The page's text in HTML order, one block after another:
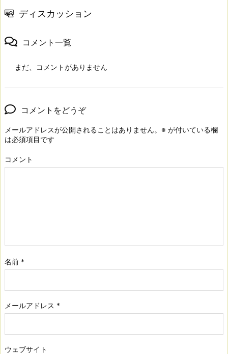
ディスカッション
コメント一覧
まだ、コメントがありません
コメントをどうぞ
メールアドレスが公開されることはありません。 ※ が付いている欄
は必須項目です
コメント
名前 *
メールアドレス *
ウェブサイト